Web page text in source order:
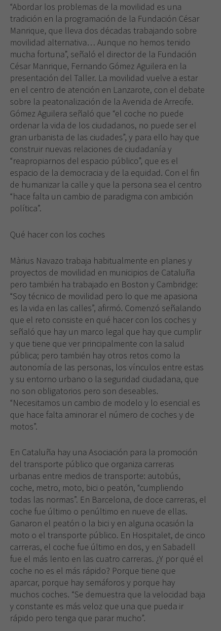
“Abordar los problemas de la movilidad es una
tradición en la programación de la Fundación César
Manrique, que lleva dos décadas trabajando sobre
movilidad alternativa… Aunque no hemos tenido
mucha fortuna”, señaló el director de la Fundación
César Manrique, Fernando Gómez Aguilera en la
presentación del Taller. La movilidad vuelve a estar
en el centro de atención en Lanzarote, con el debate
sobre la peatonalización de la Avenida de Arrecife.
Gómez Aguilera señaló que “el coche no puede
ordenar la vida de los ciudadanos, no puede ser el
gran urbanista de las ciudades”, y para ello hay que
construir nuevas relaciones de ciudadanía y
“reapropiarnos del espacio público”, que es el
espacio de la democracia y de la equidad. Con el fin
de humanizar la calle y que la persona sea el centro
“hace falta un cambio de paradigma con ambición
política”.
Qué hacer con los coches
Màrius Navazo trabaja habitualmente en planes y
proyectos de movilidad en municipios de Cataluña
pero también ha trabajado en Boston y Cambridge:
“Soy técnico de movilidad pero lo que me apasiona
es la vida en las calles”, afirmó. Comenzó señalando
que el reto consiste en qué hacer con los coches y
señaló que hay un marco legal que hay que cumplir
y que tiene que ver principalmente con la salud
pública; pero también hay otros retos como la
autonomía de las personas, los vínculos entre estas
y su entorno urbano o la seguridad ciudadana, que
no son obligatorios pero son deseables.
“Necesitamos un cambio de modelo y lo esencial es
que hace falta aminorar el número de coches y de
motos”.
En Cataluña hay una Asociación para la promoción
del transporte público que organiza carreras
urbanas entre medios de transporte: autobús,
coche, metro, moto, bici o peatón, “cumpliendo
todas las normas”. En Barcelona, de doce carreras, el
coche fue último o penúltimo en nueve de ellas.
Ganaron el peatón o la bici y en alguna ocasión la
moto o el transporte público. En Hospitalet, de cinco
carreras, el coche fue último en dos, y en Sabadell
fue el más lento en las cuatro carreras. ¿Y por qué el
coche no es el más rápido? Porque tiene que
aparcar, porque hay semáforos y porque hay
muchos coches. “Se demuestra que la velocidad baja
y constante es más veloz que una que pueda ir
rápido pero tenga que parar mucho”.